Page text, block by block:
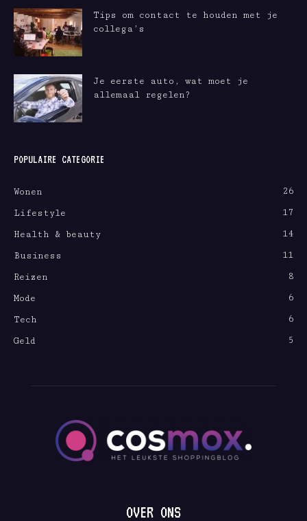
Tips om contact te houden met je
collega’s
Je eerste auto, wat moet je
allemaal regelen?
POPULAIRE CATEGORIE
Wonen
26
Lifestyle
17
Health & beauty
14
Business
11
Reizen
8
Mode
6
Tech
6
Geld
5
OVER ONS